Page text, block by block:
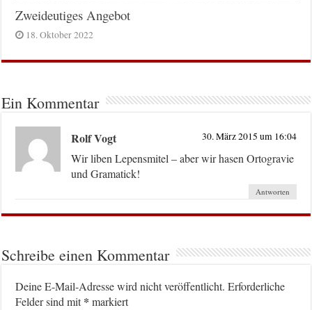
Zweideutiges Angebot
18. Oktober 2022
Ein Kommentar
Rolf Vogt 30. März 2015 um 16:04
Wir liben Lepensmitel – aber wir hasen Ortogravie
und Gramatick!
Antworten
Schreibe einen Kommentar
Deine E-Mail-Adresse wird nicht veröffentlicht. Erforderliche
Felder sind mit* markiert